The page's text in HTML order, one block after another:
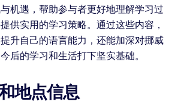
机遇，帮助参与者更好地理解学习过
供实用的学习策略。通过这些内容，
升自己的语言能力，还能加深对挪威
后的学习和生活打下坚实基础。
地点信息